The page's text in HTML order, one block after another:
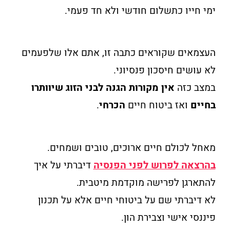
ימי חייו כתשלום חודשי ולא חד פעמי.
העצמאים שקוראים כתבה זו, אתם אלו שלפעמים
לא עושים חיסכון פנסיוני.
במצב כזה אין מקורות הגנה לבני הזוג שיוותרו
בחיים ואז ביטוח חיים הכרחי.
מאחל לכולם חיים ארוכים, טובים ושמחים.
בהרצאה לפרוש לפני הפנסיהדיברתי על איך
להתארגן לפרישה מוקדמת מיטבית.
לא דיברתי שם על ביטוחי חיים אלא על תכנון
פיננסי אישי וצבירת הון.